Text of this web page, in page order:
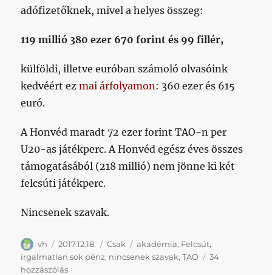
adófizetőknek, mivel a helyes összeg:
119 millió 380 ezer 670 forint és 99 fillér,
külföldi, illetve euróban számoló olvasóink
kedvéért ezmai árfolyamon: 360 ezer és 615
euró.
A Honvéd maradt 72 ezer forint TAO-n per
U20-as játékperc. A Honvéd egész éves összes
támogatásából (218 millió) nem jönne ki két
felcsúti játékperc.
Nincsenek szavak.
Szerző
vh Közzétéve
2017.12.18. Kategória
Csak Címke
akadémia, Felcsút,
irgalmatlan sok pénz, nincsenek szavak,TAO
34
hozzászólásHelyreigazítás